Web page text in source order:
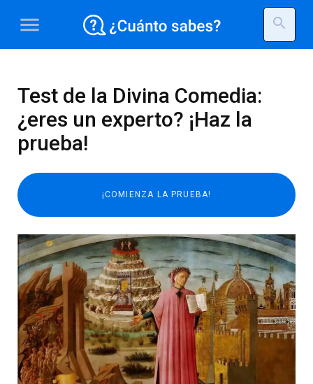
menu search
Test de la Divina Comedia:
¿eres un experto? ¡Haz la
prueba!